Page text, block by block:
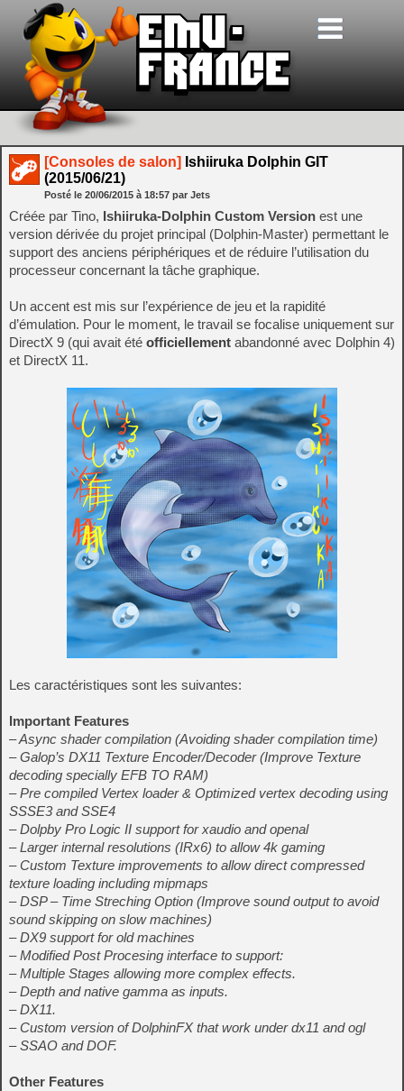
[Consoles de salon] Ishiiruka Dolphin GIT
(2015/06/21)
Posté le 20/06/2015 à 18:57 par Jets
Créée par Tino, Ishiiruka-Dolphin Custom Version est une
version dérivée du projet principal (Dolphin-Master) permettant le
support des anciens périphériques et de réduire l’utilisation du
processeur concernant la tâche graphique.
Un accent est mis sur l’expérience de jeu et la rapidité
d’émulation. Pour le moment, le travail se focalise uniquement sur
DirectX 9 (qui avait été officiellement abandonné avec Dolphin 4)
et DirectX 11.
Les caractéristiques sont les suivantes:
Important Features
– Async shader compilation (Avoiding shader compilation time)
– Galop’s DX11 Texture Encoder/Decoder (Improve Texture
decoding specially EFB TO RAM)
– Pre compiled Vertex loader & Optimized vertex decoding using
SSSE3 and SSE4
– Dolpby Pro Logic II support for xaudio and openal
– Larger internal resolutions (IRx6) to allow 4k gaming
– Custom Texture improvements to allow direct compressed
texture loading including mipmaps
– DSP – Time Streching Option (Improve sound output to avoid
sound skipping on slow machines)
– DX9 support for old machines
– Modified Post Procesing interface to support:
– Multiple Stages allowing more complex effects.
– Depth and native gamma as inputs.
– DX11.
– Custom version of DolphinFX that work under dx11 and ogl
– SSAO and DOF.
Other Features